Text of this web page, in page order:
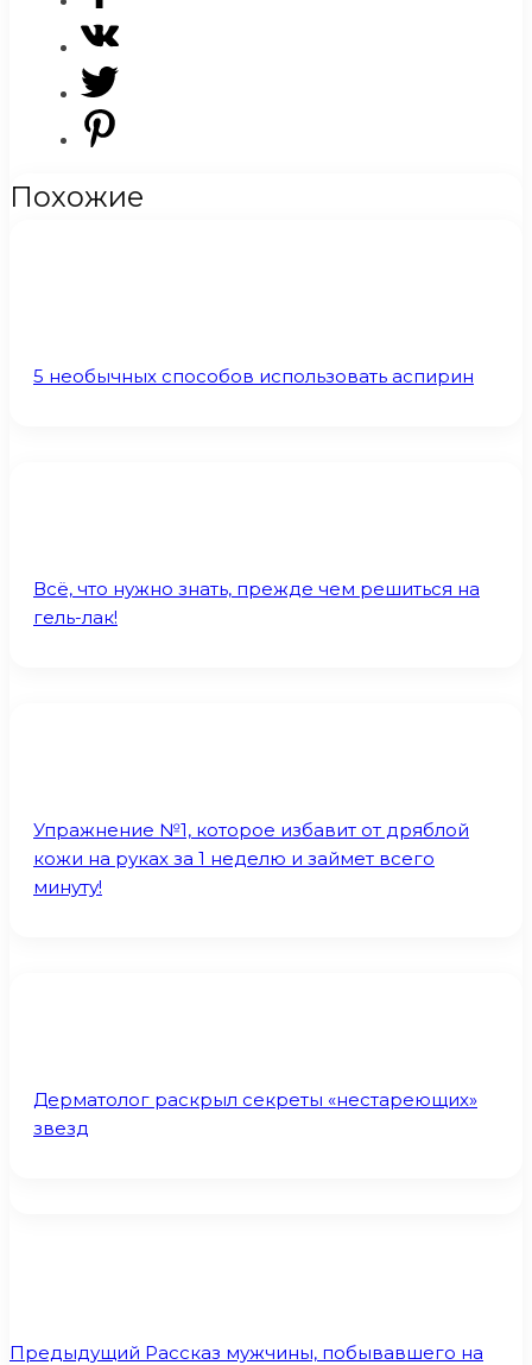
Похожие
5 необычных способов использовать аспирин
Всё, что нужно знать, прежде чем решиться на
гель-лак!
Упражнение №1, которое избавит от дряблой
кожи на руках за 1 неделю и займет всего
минуту!
Дерматолог раскрыл секреты «нестареющих»
звезд
Предыдущий Рассказ мужчины, побывавшего на